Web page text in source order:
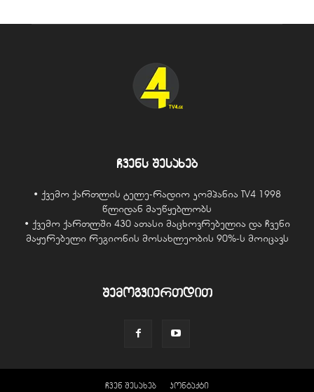
ჩვენს შესახებ
• ქვემო ქართლის ტელე-რადიო კომპანია TV4 1998
წლიდან მაუწყებლობს
• ქვემო ქართლში 430 ათასი მაცხოვრებელია და ჩვენი
მაყურებელი რეგიონის მოსახლეობის 90%-ს მოიცავს
შემოგვიერთდით
ჩვენ შესახებ კონტაქტი